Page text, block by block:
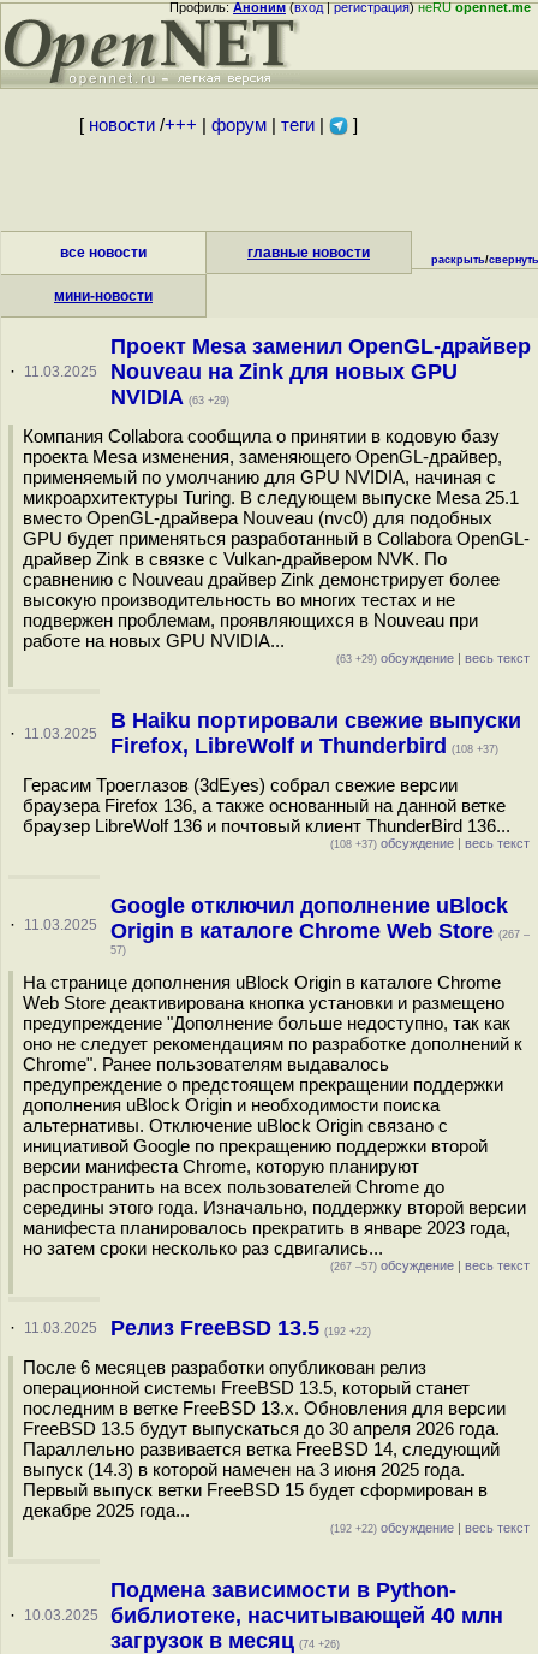
Профиль:Аноним(вход|регистрация)неRUopennet.me
[ новости/+++ форум| теги| ]
все новости главные новости
мини-новости
раскрыть/свернуть
· 11.03.2025
Проект Mesa заменил OpenGL-драйвер
Nouveau на Zink для новых GPU
NVIDIA (63 +29)
Компания Сollabora сообщила о принятии в кодовую базу
проекта Mesa изменения, заменяющего OpenGL-драйвер,
применяемый по умолчанию для GPU NVIDIA, начиная с
микроархитектуры Turing. В следующем выпуске Mesa 25.1
вместо OpenGL-драйвера Nouveau (nvc0) для подобных
GPU будет применяться разработанный в Сollabora OpenGL-
драйвер Zink в связке с Vulkan-драйвером NVK. По
сравнению с Nouveau драйвер Zink демонстрирует более
высокую производительность во многих тестах и не
подвержен проблемам, проявляющихся в Nouveau при
работе на новых GPU NVIDIA...
(63 +29) обсуждение | весь текст
· 11.03.2025
В Haiku портировали свежие выпуски
Firefox, LibreWolf и Thunderbird
(108 +37)
Герасим Троеглазов (3dEyes) собрал свежие версии
браузера Firefox 136, а также основанный на данной ветке
браузер LibreWolf 136 и почтовый клиент ThunderBird 136...
(108 +37) обсуждение | весь текст
· 11.03.2025
Google отключил дополнение uBlock
Origin в каталоге Chrome Web Store (267 –
57)
На странице дополнения uBlock Origin в каталоге Chrome
Web Store деактивирована кнопка установки и размещено
предупреждение "Дополнение больше недоступно, так как
оно не следует рекомендациям по разработке дополнений к
Chrome". Ранее пользователям выдавалось
предупреждение о предстоящем прекращении поддержки
дополнения uBlock Origin и необходимости поиска
альтернативы. Отключение uBlock Origin связано с
инициативой Google по прекращению поддержки второй
версии манифеста Chrome, которую планируют
распространить на всех пользователей Chrome до
середины этого года. Изначально, поддержку второй версии
манифеста планировалось прекратить в январе 2023 года,
но затем сроки несколько раз сдвигались...
(267 –57) обсуждение | весь текст
· 11.03.2025 Релиз FreeBSD 13.5 (192 +22)
После 6 месяцев разработки опубликован релиз
операционной системы FreeBSD 13.5, который станет
последним в ветке FreeBSD 13.x. Обновления для версии
FreeBSD 13.5 будут выпускаться до 30 апреля 2026 года.
Параллельно развивается ветка FreeBSD 14, следующий
выпуск (14.3) в которой намечен на 3 июня 2025 года.
Первый выпуск ветки FreeBSD 15 будет сформирован в
декабре 2025 года...
(192 +22) обсуждение | весь текст
· 10.03.2025
Подмена зависимости в Python-
библиотеке, насчитывающей 40 млн
загрузок в месяц (74 +26)